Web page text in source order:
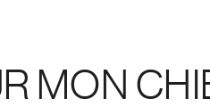
MON